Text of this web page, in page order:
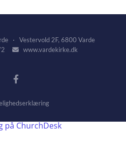
· Vestervold 2F, 6800 Varde
www.vardekirke.dk
på ChurchDesk